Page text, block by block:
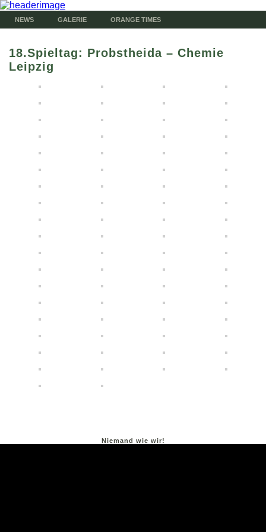
NEWS GALERIE ORANGE TIMES
18.Spieltag: Probstheida – Chemie
Leipzig
Niemand wie wir!